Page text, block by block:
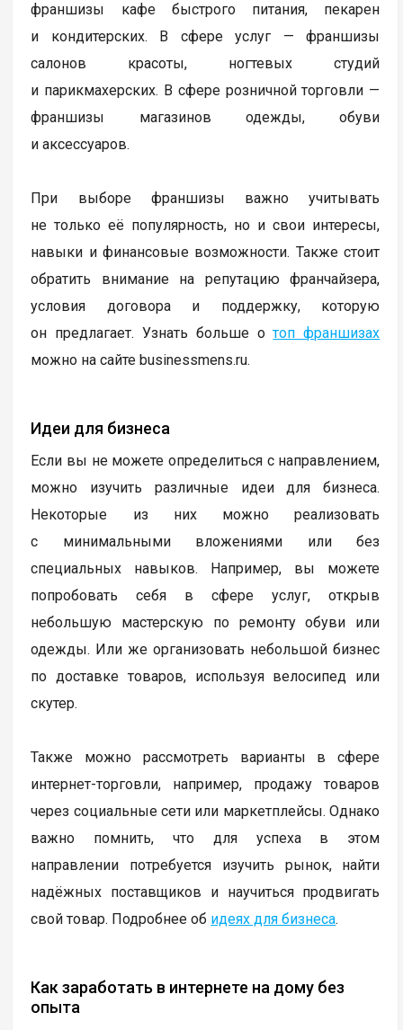
франшизы кафе быстрого питания, пекарен
и кондитерских. В сфере услуг — франшизы
салонов красоты, ногтевых студий
и парикмахерских. В сфере розничной торговли —
франшизы магазинов одежды, обуви
и аксессуаров.
При выборе франшизы важно учитывать
не только её популярность, но и свои интересы,
навыки и финансовые возможности. Также стоит
обратить внимание на репутацию франчайзера,
условия договора и поддержку, которую
он предлагает. Узнать больше отоп франшизах
можно на сайте businessmens.ru.
Идеи для бизнеса
Если вы не можете определиться с направлением,
можно изучить различные идеи для бизнеса.
Некоторые из них можно реализовать
с минимальными вложениями или без
специальных навыков. Например, вы можете
попробовать себя в сфере услуг, открыв
небольшую мастерскую по ремонту обуви или
одежды. Или же организовать небольшой бизнес
по доставке товаров, используя велосипед или
скутер.
Также можно рассмотреть варианты в сфере
интернет-торговли, например, продажу товаров
через социальные сети или маркетплейсы. Однако
важно помнить, что для успеха в этом
направлении потребуется изучить рынок, найти
надёжных поставщиков и научиться продвигать
свой товар. Подробнее об идеях для бизнеса.
Как заработать в интернете на дому без
опыта